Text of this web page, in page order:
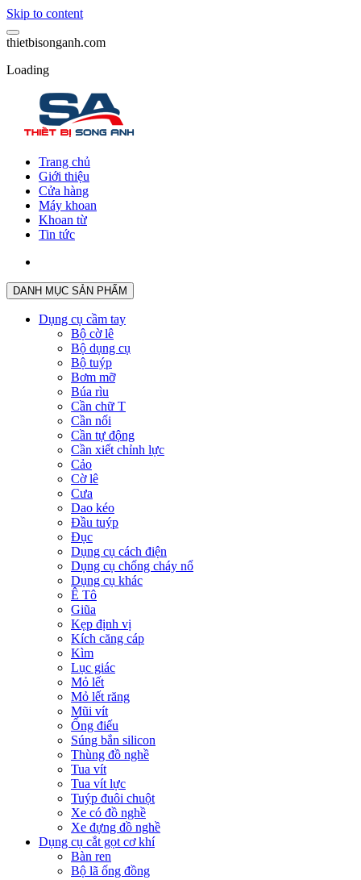
Skip to content
thietbisonganh.com
Loading
Trang chủ
Giới thiệu
Cửa hàng
Máy khoan
Khoan từ
Tin tức
DANH MỤC SẢN PHẨM
Dụng cụ cầm tay
Bộ cờ lê
Bộ dụng cụ
Bộ tuýp
Bơm mỡ
Búa rìu
Cần chữ T
Cần nối
Cần tự động
Cần xiết chỉnh lực
Cảo
Cờ lê
Cưa
Dao kéo
Đầu tuýp
Đục
Dụng cụ cách điện
Dụng cụ chống cháy nổ
Dụng cụ khác
Ê Tô
Giũa
Kẹp định vị
Kích căng cáp
Kìm
Lục giác
Mỏ lết
Mỏ lết răng
Mũi vít
Ống điếu
Súng bắn silicon
Thùng đồ nghề
Tua vít
Tua vít lực
Tuýp đuôi chuột
Xe có đồ nghề
Xe đựng đồ nghề
Dụng cụ cắt gọt cơ khí
Bàn ren
Bộ lã ống đồng